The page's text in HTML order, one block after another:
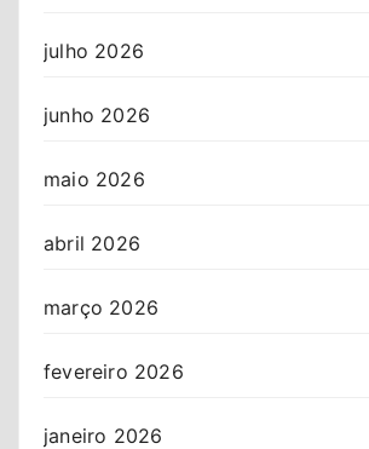
julho 2026
junho 2026
maio 2026
abril 2026
março 2026
fevereiro 2026
janeiro 2026